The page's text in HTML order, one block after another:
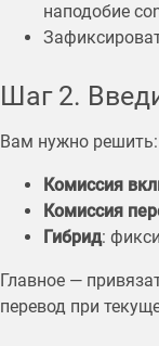
наподобие
Шаг 2.
Вам нужно
Комиссия
Комиссия
Гибрид:
Главное —
перевод при